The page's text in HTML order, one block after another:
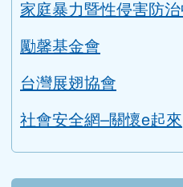
社會安全網–關懷e起來
會員登入